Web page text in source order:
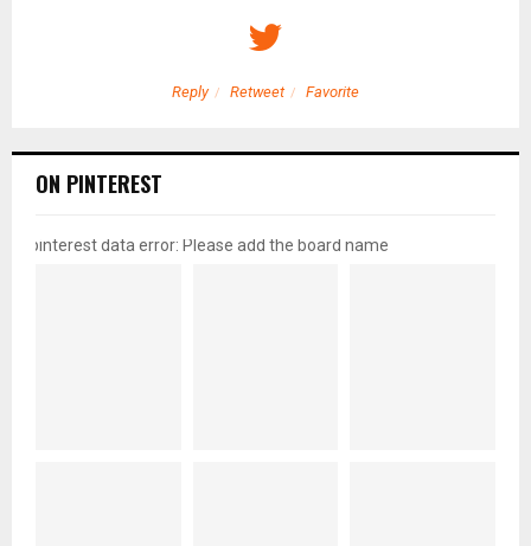
Reply Retweet Favorite
ON PINTEREST
pinterest data error: Please add the board name